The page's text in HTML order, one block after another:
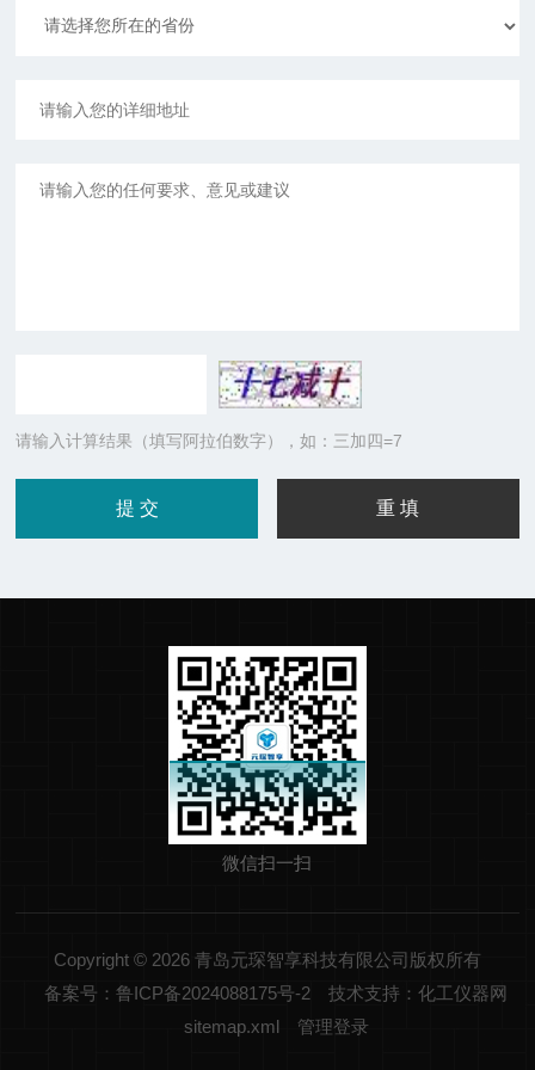
请输入计算结果（填写阿拉伯数字），如：三加四=7
微信扫一扫
Copyright © 2026 青岛元琛智享科技有限公司版权所有
备案号：鲁ICP备2024088175号-2
技术支持：化工仪器网
sitemap.xml
管理登录